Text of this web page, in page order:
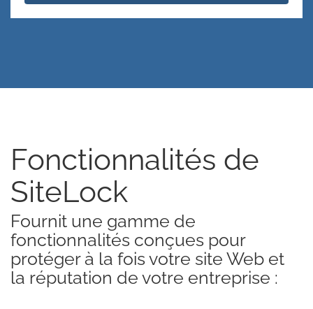
Fonctionnalités de
SiteLock
Fournit une gamme de
fonctionnalités conçues pour
protéger à la fois votre site Web et
la réputation de votre entreprise :